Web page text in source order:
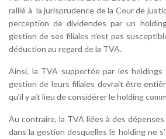
rallié à la jurisprudence de la Cour de
perception de dividendes par un
gestion de ses filiales n’est pas
déduction au regard de la TVA.
Ainsi, la TVA supportée par les holdings
gestion de leurs filiales devrait être
qu’il y ait lieu de considérer le holding
Au contraire, la TVA liées à des
dans la gestion desquelles le holding ne